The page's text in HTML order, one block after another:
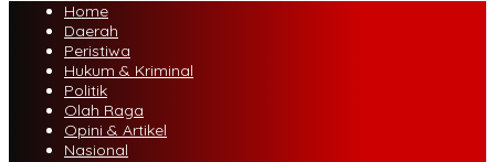
Home
Daerah
Peristiwa
Hukum & Kriminal
Politik
Olah Raga
Opini & Artikel
Nasional